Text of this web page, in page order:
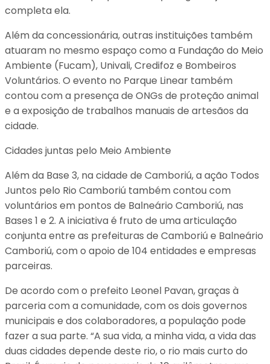
completa ela.
Além da concessionária, outras instituições também
atuaram no mesmo espaço como a Fundação do Meio
Ambiente (Fucam), Univali, Credifoz e Bombeiros
Voluntários. O evento no Parque Linear também
contou com a presença de ONGs de proteção animal
e a exposição de trabalhos manuais de artesãos da
cidade.
Cidades juntas pelo Meio Ambiente
Além da Base 3, na cidade de Camboriú, a ação Todos
Juntos pelo Rio Camboriú também contou com
voluntários em pontos de Balneário Camboriú, nas
Bases 1 e 2. A iniciativa é fruto de uma articulação
conjunta entre as prefeituras de Camboriú e Balneário
Camboriú, com o apoio de 104 entidades e empresas
parceiras.
De acordo com o prefeito Leonel Pavan, graças à
parceria com a comunidade, com os dois governos
municipais e dos colaboradores, a população pode
fazer a sua parte. “A sua vida, a minha vida, a vida das
duas cidades depende deste rio, o rio mais curto do